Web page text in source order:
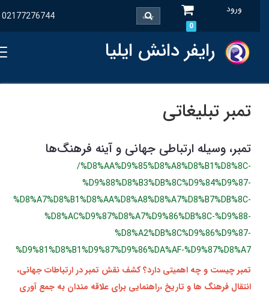
ورود
02177276744
رایفر دانش ایلیا
تمبر تبلیغاتی
تمبر، وسیله ارتباطی جهانی و آینه فرهنگ‌ها
/%D8%AA%D9%85%D8%A8%D8%B1%D8%8C-
%D9%88%D8%B3%DB%8C%D9%84%D9%87-
%D8%A7%D8%B1%D8%AA%D8%A8%D8%A7%D8%B7%DB%8C-
%D8%AC%D9%87%D8%A7%D9%86%DB%8C-%D9%88-
%D8%A2%DB%8C%D9%86%D9%87-
%D9%81%D8%B1%D9%87%D9%86%DA%AF-%D9%87%D8%A7
تمبر چیست و چه اهمیتی دارد؟ کشف نقش تمبر در ارتباطات جهانی،
انتقال فرهنگ‌ ها و تاریخ ،راهنمایی برای علاقه‌ مندان به جمع‌ آوری